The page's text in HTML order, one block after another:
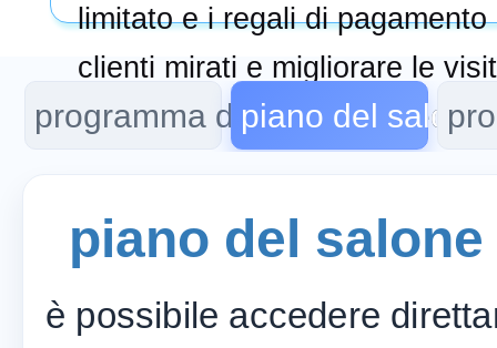
limitato e i regali di
clienti mirati e migliorare le
programma di bellezza medica
piano del
piano del
è possibile accedere